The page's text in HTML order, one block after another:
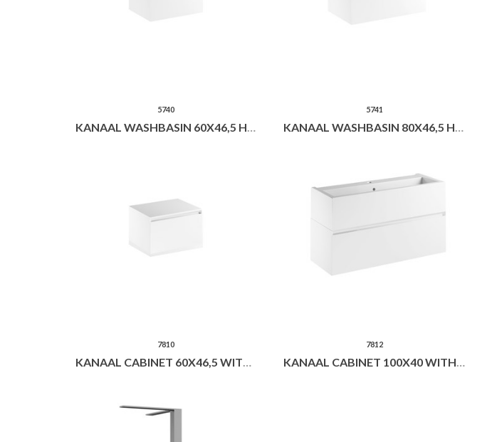
5740 5741
7810
KANAAL CABINET 60X46,5 WITH DRAWER AND GLASS TOP
7812
KANAAL CABINET 100X40 WITH DRAWER